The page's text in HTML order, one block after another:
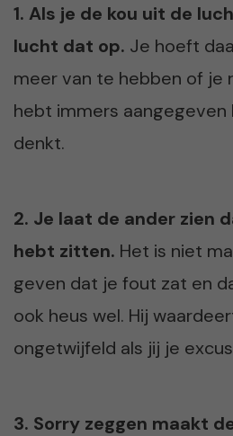
1. Als je de kou uit de
lucht dat op. Je hoeft
meer van te hebben of je
hebt immers
denkt.
2. Je laat de ander zien
hebt zitten. Het is niet
geven dat je fout zat en
ook heus wel. Hij
ongetwijfeld als jij je
3. Sorry zeggen maakt